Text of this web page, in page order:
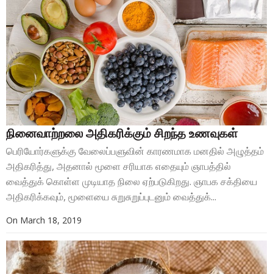
நினைவாற்றலை அதிகரிக்கும் சிறந்த உணவுகள்
பெரியோர்களுக்கு வேலைப்பளுவின் காரணமாக மனதில் அழுத்தம்
அதிகரித்து, அதனால் மூளை சரியாக எதையும் ஞாபத்தில்
வைத்துக் கொள்ள முடியாத நிலை ஏற்படுகிறது. ஞாபக சக்தியை
அதிகரிக்கவும், மூளையை சுறுசுறுப்புடனும் வைத்துக்...
On March 18, 2019